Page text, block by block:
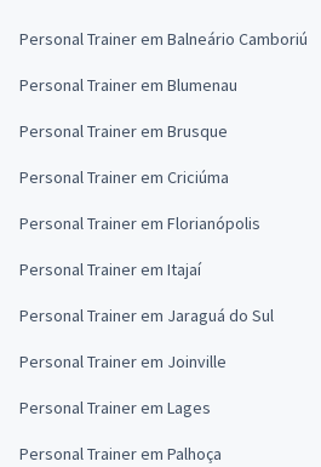
Personal Trainer em Balneário Camboriú
Personal Trainer em Blumenau
Personal Trainer em Brusque
Personal Trainer em Criciúma
Personal Trainer em Florianópolis
Personal Trainer em Itajaí
Personal Trainer em Jaraguá do Sul
Personal Trainer em Joinville
Personal Trainer em Lages
Personal Trainer em Palhoça